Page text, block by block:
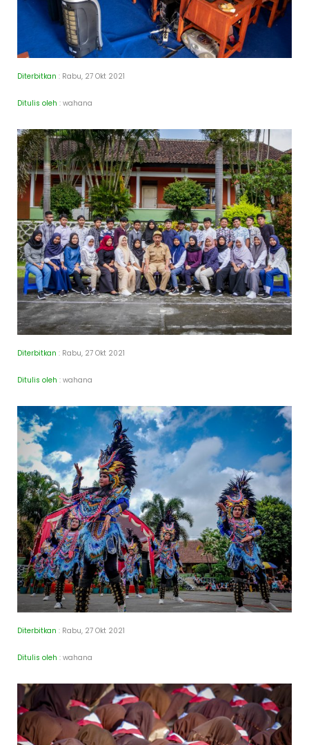
Diterbitkan : Rabu, 27 Okt 2021
Ditulis oleh : wahana
Diterbitkan : Rabu, 27 Okt 2021
Ditulis oleh : wahana
Diterbitkan : Rabu, 27 Okt 2021
Ditulis oleh : wahana